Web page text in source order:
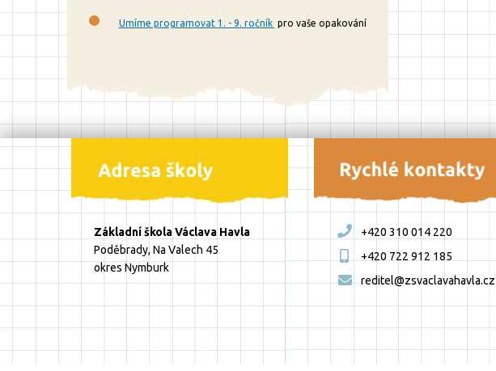
Umíme programovat 1. - 9. ročník pro vaše opakování
Základní škola Václava Havla
Poděbrady, Na Valech 45
okres Nymburk
+420 310 014 220
+420 722 912 185
reditel@zsvaclavahavla.cz